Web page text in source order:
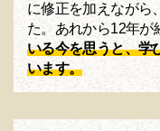
に修正を加えながら
た。あれから12年が
いる今を思うと、学
います。